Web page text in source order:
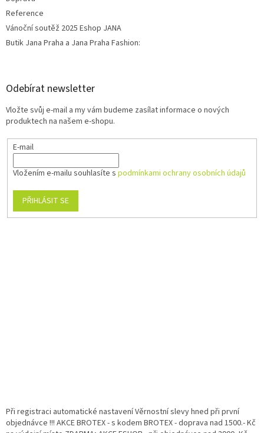
Reference
Vánoční soutěž 2025 Eshop JANA
Butik Jana Praha a Jana Praha Fashion:
Odebírat newsletter
Vložte svůj e-mail a my vám budeme zasílat informace o nových
produktech na našem e-shopu.
E-mail
Vložením e-mailu souhlasíte s podmínkami ochrany osobních údajů
PŘIHLÁSIT SE
Při registraci automatické nastavení Věrnostní slevy hned při první
objednávce !!! AKCE BROTEX - s kodem BROTEX - doprava nad 1500.- Kč